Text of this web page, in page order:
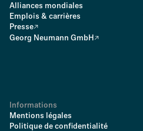
Alliances mondiales
Emplois & carrières
Presse
Georg Neumann GmbH
Informations
Mentions légales
Politique de confidentialité